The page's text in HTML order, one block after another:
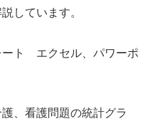
しています。
ート エクセル、パワーポ
、看護問題の統計グラ